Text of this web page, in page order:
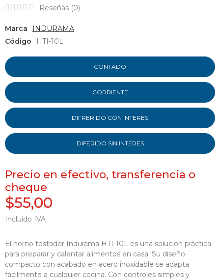
Reseñas (0)
Marca
INDURAMA
Código
HTI-10L
CONTADO
CORRIENTE
DIFRERIDO CON INTERES
DIFERIDO SIN INTERES
Precio en efectivo, transferencia o
cheque
$55,00
Incluido IVA
El horno tostador Indurama HTI-10L es una solución práctica
para preparar y calentar alimentos en casa. Su diseño
compacto con acabado en acero inoxidable se adapta
fácilmente a cualquier cocina. Con controles simples y